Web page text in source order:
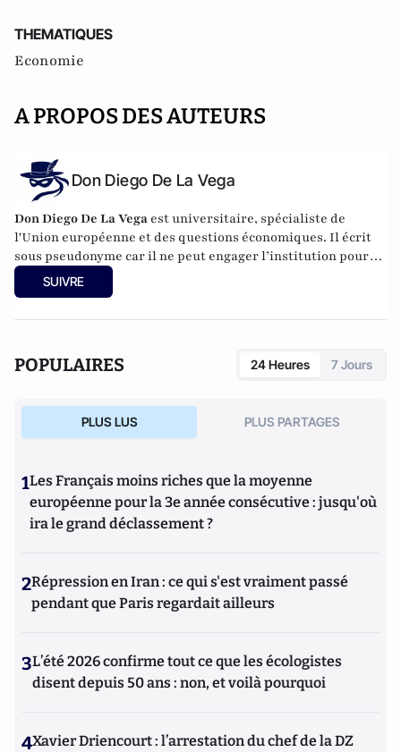
THEMATIQUES
Economie
A PROPOS DES AUTEURS
Don Diego De La Vega
Don Diego De La Vega est universitaire, spécialiste de
l'Union européenne et des questions économiques. Il écrit
sous pseudonyme car il ne peut engager l’institution pour
laquelle il travaille.
SUIVRE
POPULAIRES 24 Heures 7 Jours
PLUS LUS PLUS PARTAGES
1Les Français moins riches que la moyenne
européenne pour la 3e année consécutive : jusqu'où
ira le grand déclassement ?
2Répression en Iran : ce qui s'est vraiment passé
pendant que Paris regardait ailleurs
3L’été 2026 confirme tout ce que les écologistes
disent depuis 50 ans : non, et voilà pourquoi
4Xavier Driencourt : l’arrestation du chef de la DZ